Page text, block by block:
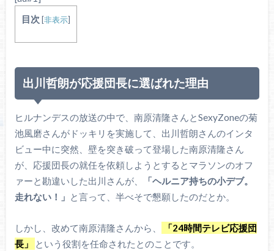
目次 [非表示]
出川哲朗が応援団長に選ばれた理由
ヒルナンデスの放送の中で、南原清隆さんとSexyZoneの菊
池風磨さんがドッキリを実施して、出川哲朗さんのインタ
ビュー中に突然、壁を突き破って登場した南原清隆さん
が、応援団長の就任を依頼しようとするとマラソンのオフ
ァーと勘違いした出川さんが、
「ヘルニア持ちの小デブ。
走れない！」 と言って、半べそで懇願したのだとか。
しかし、改めて南原清隆さんから、
「24時間テレビ応援団
長」
という役割を任命されたとのことです。